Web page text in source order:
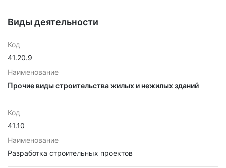
Виды деятельности
Код
41.20.9
Наименование
Прочие виды строительства жилых и нежилых зданий
Код
41.10
Наименование
Разработка строительных проектов